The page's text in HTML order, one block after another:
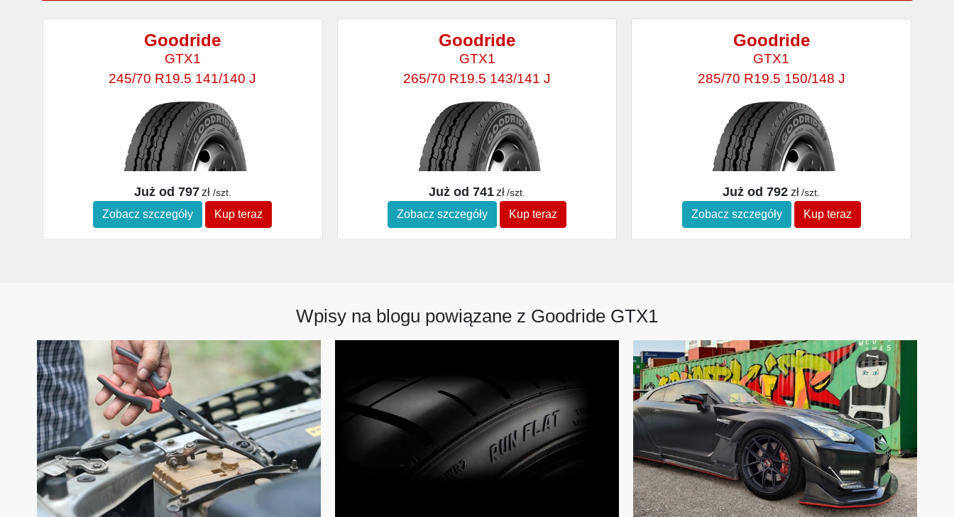
Goodride
GTX1
245/70 R19.5 141/140 J
Już od 797zł /szt.
Zobacz szczegóły Kup teraz
Goodride
GTX1
265/70 R19.5 143/141 J
Już od 741zł/szt.
Zobacz szczegóły Kup teraz
Goodride
GTX1
285/70 R19.5 150/148 J
Już od 792 zł /szt.
Zobacz szczegóły Kup teraz
Wpisy na blogu powiązane z Goodride GTX1